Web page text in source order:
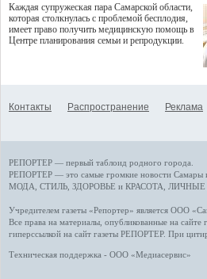
Каждая супружеская пара Самарской области,
которая столкнулась с проблемой бесплодия,
имеет право получить медицинскую помощь в
Центре планирования семьи и репродукции.
Контакты Распространение Реклама
РЕПОРТЕР — первый таблоид родного города.
РЕПОРТЕР — это самые громкие новости Самары
МОДА, СТИЛЬ ЗДОРОВЬЕ и КРАСОТА ЛИЧНЫЕ
Учредителем газеты «Репортер» является ООО
Все права на материалы, опубликованные на сайте
гиперссылкой на сайт газеты РЕПОРТЕР. При
Техническая поддержка - ООО «Медиасервис»